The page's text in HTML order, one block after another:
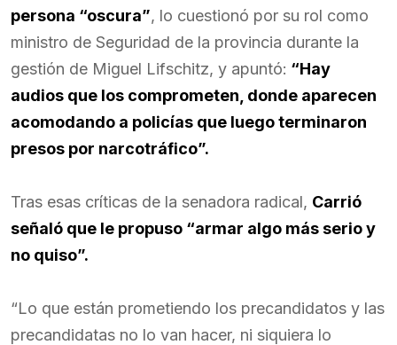
persona “oscura”, lo cuestionó por su rol como
ministro de Seguridad de la provincia durante la
gestión de Miguel Lifschitz, y apuntó: “Hay
audios que los comprometen, donde aparecen
acomodando a policías que luego terminaron
presos por narcotráfico”.
Tras esas críticas de la senadora radical, Carrió
señaló que le propuso “armar algo más serio y
no quiso”.
“Lo que están prometiendo los precandidatos y las
precandidatas no lo van hacer, ni siquiera lo